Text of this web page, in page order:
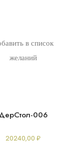
в список
желаний
006
20240,00₽